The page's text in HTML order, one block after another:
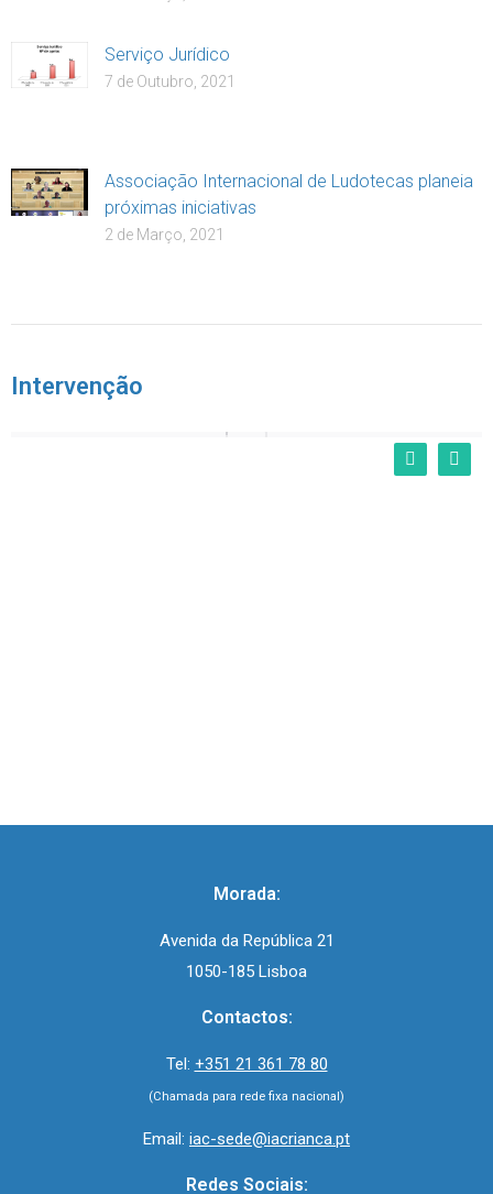
Serviço Jurídico
7 de Outubro, 2021
Associação Internacional de Ludotecas planeia
próximas iniciativas
2 de Março, 2021
Intervenção
Projecto Rua “Em Família Para Crescer”
Morada:
Avenida da República 21
1050-185 Lisboa
Contactos:
Tel: +351 21 361 78 80
(Chamada para rede fixa nacional)
Email: iac-sede@iacrianca.pt
Redes Sociais: